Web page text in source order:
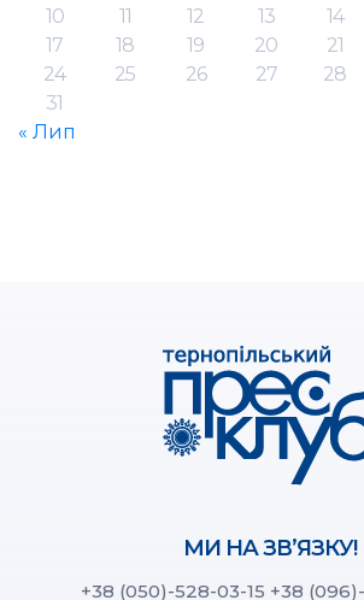
10
11 12 13 14
17
18 19 20 21
24
25 26 27 28
31
« Лип
МИ НА ЗВ’ЯЗКУ!
+38 (050)-528-03-15 +38